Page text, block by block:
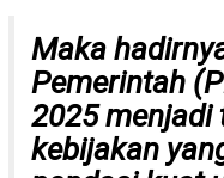
Maka
Pemerintah
2025 menjadi
kebijakan